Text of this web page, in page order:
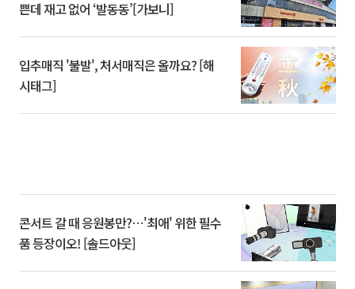
쁜데 재고 없어 ‘발동동’[가보니]
입추매직 '불발', 처서매직은 올까요? [해
시태그]
콘서트 갈 때 응원봉만?⋯'최애' 위한 필수
품 등장이오! [솔드아웃]